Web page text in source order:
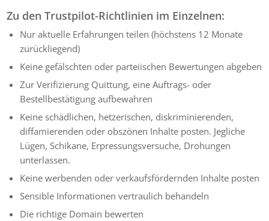
Zu den Trustpilot-Richtlinien im Einzelnen:
Nur aktuelle Erfahrungen teilen (höchstens 12 Monate
zurückliegend)
Keine gefälschten oder parteiischen Bewertungen abgeben
Zur Verifizierung Quittung, eine Auftrags- oder
Bestellbestätigung aufbewahren
Keine schädlichen, hetzerischen, diskriminierenden,
diffamierenden oder obszönen Inhalte posten. Jegliche
Lügen, Schikane, Erpressungsversuche, Drohungen
unterlassen.
Keine werbenden oder verkaufsfördernden Inhalte posten
Sensible Informationen vertraulich behandeln
Die richtige Domain bewerten